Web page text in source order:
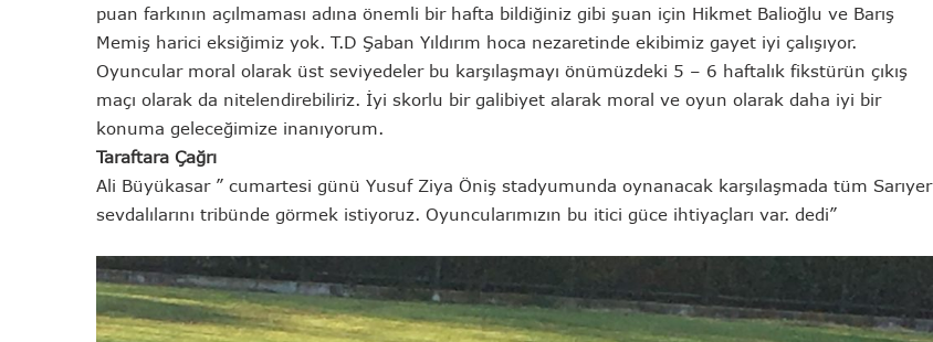
puan farkının açılmaması adına önemli bir hafta bildiğiniz gibi şuan için Hikmet Balioğlu ve Barış
Memiş harici eksiğimiz yok. T.D Şaban Yıldırım hoca nezaretinde ekibimiz gayet iyi çalışıyor.
Oyuncular moral olarak üst seviyedeler bu karşılaşmayı önümüzdeki 5 – 6 haftalık fikstürün çıkış
maçı olarak da nitelendirebiliriz. İyi skorlu bir galibiyet alarak moral ve oyun olarak daha iyi bir
konuma geleceğimize inanıyorum.
Taraftara Çağrı
Ali Büyükasar ” cumartesi günü Yusuf Ziya Öniş stadyumunda oynanacak karşılaşmada tüm Sarıyer
sevdalılarını tribünde görmek istiyoruz. Oyuncularımızın bu itici güce ihtiyaçları var. dedi”